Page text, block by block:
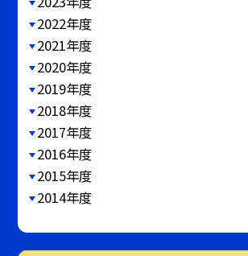
2022年度
2021年度
2020年度
2019年度
2018年度
2017年度
2016年度
2015年度
2014年度